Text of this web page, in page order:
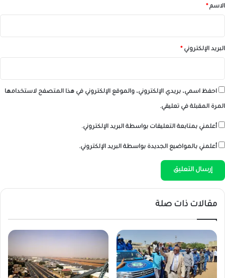
*الاسم *
البريد الإلكتروني *
احفظ اسمي، بريدي الإلكتروني، والموقع الإلكتروني في هذا المتصفح لاستخدامها
المرة المقبلة في تعليقي.
أعلمني بمتابعة التعليقات بواسطة البريد الإلكتروني.
أعلمني بالمواضيع الجديدة بواسطة البريد الإلكتروني.
مقالات ذات صلة